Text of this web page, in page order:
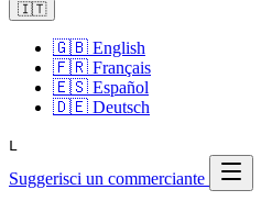
🇮🇹
🇬🇧 English
🇫🇷 Français
🇪🇸 Español
🇩🇪 Deutsch
L
Suggerisci un commerciante